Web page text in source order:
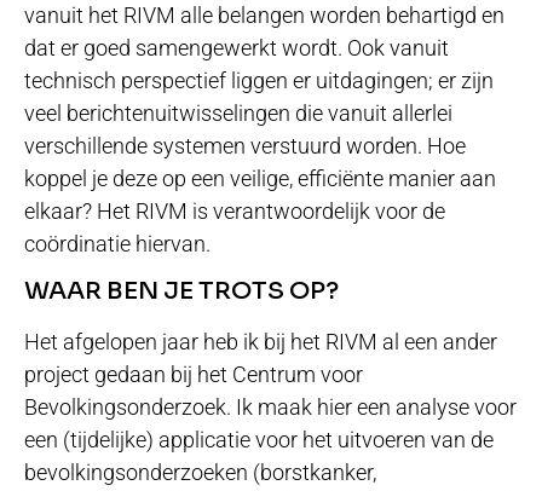
vanuit het RIVM alle belangen worden behartigd en
dat er goed samengewerkt wordt. Ook vanuit
technisch perspectief liggen er uitdagingen; er zijn
veel berichtenuitwisselingen die vanuit allerlei
verschillende systemen verstuurd worden. Hoe
koppel je deze op een veilige, efficiënte manier aan
elkaar? Het RIVM is verantwoordelijk voor de
coördinatie hiervan.
WAAR BEN JE TROTS OP?
Het afgelopen jaar heb ik bij het RIVM al een ander
project gedaan bij het Centrum voor
Bevolkingsonderzoek. Ik maak hier een analyse voor
een (tijdelijke) applicatie voor het uitvoeren van de
bevolkingsonderzoeken (borstkanker,